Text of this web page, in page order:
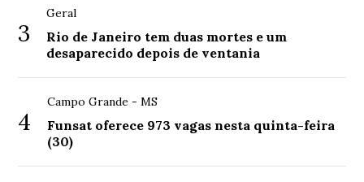
3
Geral
Rio de Janeiro tem duas mortes e um
desaparecido depois de ventania
4
Campo Grande - MS
Funsat oferece 973 vagas nesta quinta-feira
(30)